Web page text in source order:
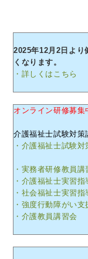
2025年12月2日より
くなります。
・詳しくはこちら
オンライン研修募集
介護福祉士試験対策
・介護福祉士試験
・実務者研修教員講
・介護福祉士実習指
・社会福祉士実習指
・強度行動障がい
・介護教員講習会